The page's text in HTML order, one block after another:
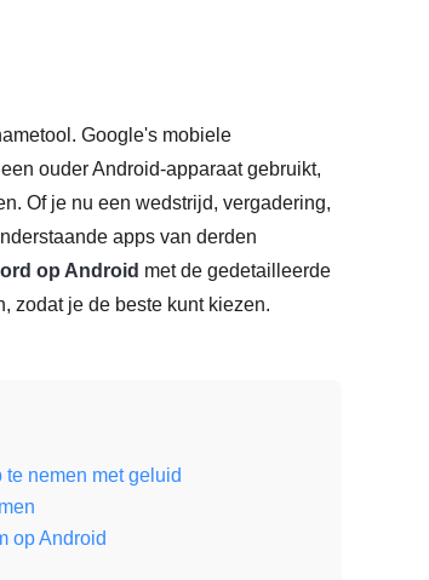
Google's mobiele
ouder Android-apparaat gebruikt,
Of je nu een wedstrijd, vergadering,
apps van derden
op Android met de gedetailleerde
zodat je de beste kunt kiezen.
nemen met geluid
op Android